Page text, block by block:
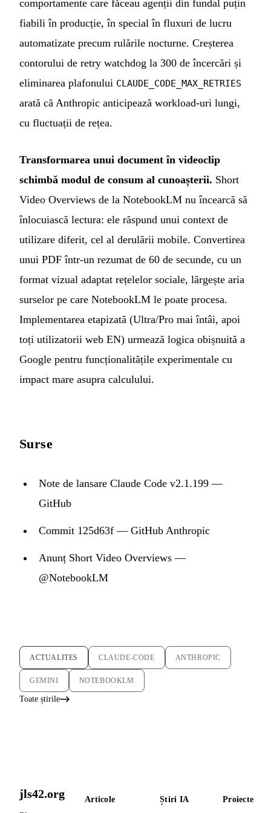
comportamente care făceau agenții din fundal puțin
fiabili în producție, în special în fluxuri de lucru
automatizate precum rulările nocturne. Creșterea
contorului de retry watchdog la 300 de încercări și
eliminarea plafonului CLAUDE_CODE_MAX_RETRIES
arată că Anthropic anticipează workload-uri lungi,
cu fluctuații de rețea.
Transformarea unui document în videoclip
schimbă modul de consum al cunoașterii. Short
Video Overviews de la NotebookLM nu încearcă să
înlocuiască lectura: ele răspund unui context de
utilizare diferit, cel al derulării mobile. Convertirea
unui PDF într-un rezumat de 60 de secunde, cu un
format vizual adaptat rețelelor sociale, lărgește aria
surselor pe care NotebookLM le poate procesa.
Implementarea etapizată (Ultra/Pro mai întâi, apoi
toți utilizatorii web EN) urmează logica obișnuită a
Google pentru funcționalitățile experimentale cu
impact mare asupra calculului.
Surse
Note de lansare Claude Code v2.1.199 —
GitHub
Commit 125d63f — GitHub Anthropic
Anunț Short Video Overviews —
@NotebookLM
ACTUALITES CLAUDE-CODE ANTHROPIC
GEMINI NOTEBOOKLM
Toate știrile
jls42.org Articole Știri IA Proiecte